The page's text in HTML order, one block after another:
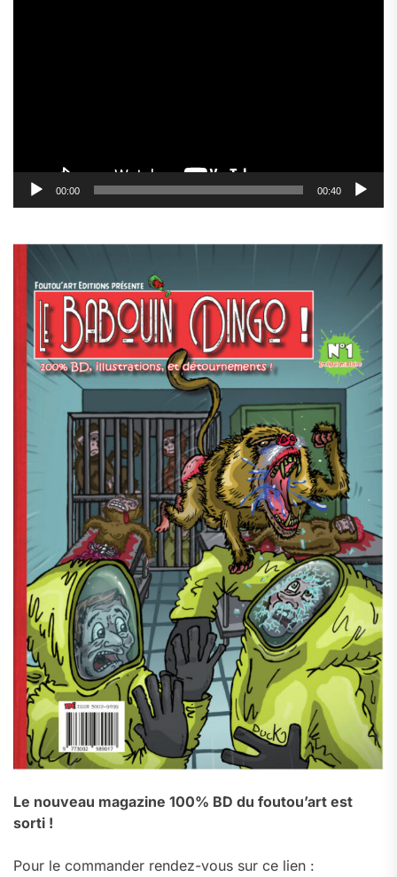
00:00 00:40
Le nouveau magazine 100% BD du foutou’art est
sorti !
Pour le commander rendez-vous sur ce lien :